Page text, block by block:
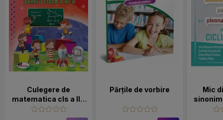
Culegere de
matematica cls a III-
a, Grujdin
Părțile de vorbire
Mic